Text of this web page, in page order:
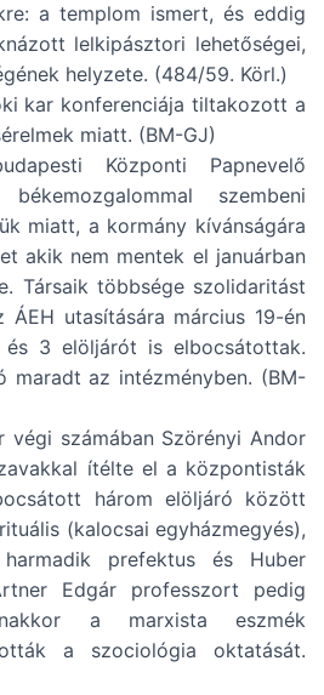
a templom ismert, és eddig
lelkipásztori lehetőségei,
helyzete. (484/59. Körl.)
kar konferenciája tiltakozott a
miatt. (BM-GJ)
Központi Papnevelő
szembeni
miatt, a kormány kívánságára
akik nem mentek el januárban
Társaik többsége szolidaritást
utasítására március 19-én
3 elöljárót is elbocsátottak.
maradt az intézményben. (BM-
végi számában Szörényi Andor
ítélte el a központisták
három elöljáró között
(kalocsai egyházmegyés),
prefektus és Huber
Edgár professzort pedig
a marxista eszmék
a szociológia oktatását.